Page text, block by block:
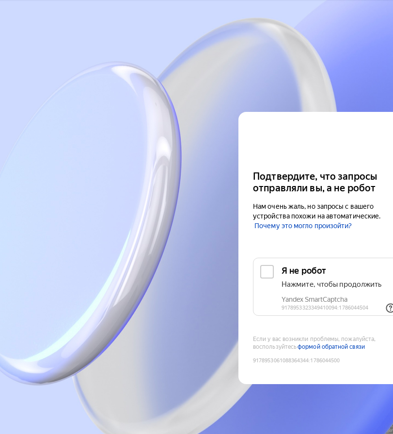
Подтвердите, что запросы
отправляли вы, а не робот
Нам очень жаль, но запросы с вашего
устройства похожи на автоматические.
Почему это могло произойти?
Если у вас возникли проблемы, пожалуйста,
воспользуйтесьформой обратной связи
9178953061088364344:1786044500